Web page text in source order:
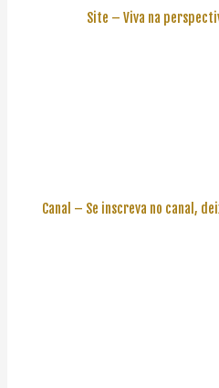
Site – Viva na
Canal – Se inscreva no canal,